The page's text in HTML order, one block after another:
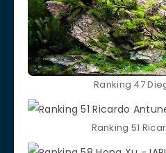
Ranking 47
Ranking 51